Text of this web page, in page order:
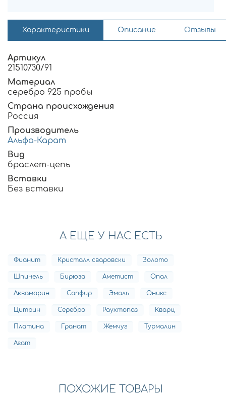
Характеристики Описание Отзывы
Артикул
21510730/91
Материал
серебро 925 пробы
Страна происхождения
Россия
Производитель
Альфа-Карат
Вид
браслет-цепь
Вставки
Без вставки
А ЕЩЕ У НАС ЕСТЬ
Фианит Кристалл сваровски Золото
Шпинель Бирюза Аметист Опал
Аквамарин Сапфир Эмаль Оникс
Цитрин Серебро Раухтопаз Кварц
Платина Гранат Жемчуг Турмалин
Агат
ПОХОЖИЕ ТОВАРЫ